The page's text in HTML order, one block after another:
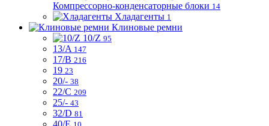
Компрессорно-конденсаторные блоки 14
Хладагенты 1
Клиновые ремни
10/Z 95
13/A 147
17/B 216
19 23
20/- 38
22/C 209
25/- 43
32/D 81
40/E